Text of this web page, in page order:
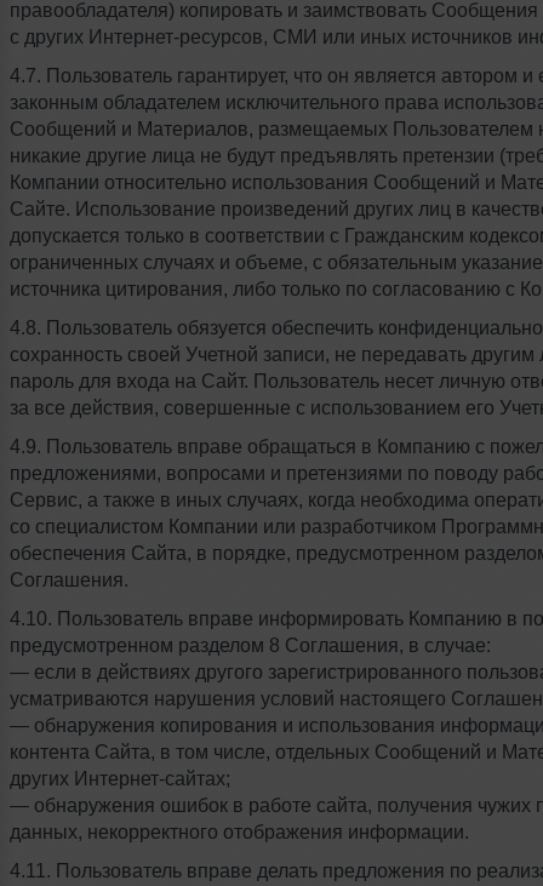
правообладателя) копировать и заимствовать
с других Интернет-ресурсов, СМИ или иных источников
4.7. Пользователь гарантирует, что он является автором
законным обладателем исключительного права
Сообщений и Материалов, размещаемых Пользователем
никакие другие лица не будут предъявлять претензии
Компании относительно использования Сообщений и
Сайте. Использование произведений других лиц в
допускается только в соответствии с Гражданским
ограниченных случаях и объеме, с обязательным
источника цитирования, либо только по согласованию с
4.8. Пользователь обязуется обеспечить
сохранность своей Учетной записи, не передавать
пароль для входа на Сайт. Пользователь несет личную
за все действия, совершенные с использованием его
4.9. Пользователь вправе обращаться в Компанию с
предложениями, вопросами и претензиями по поводу
Сервис, а также в иных случаях, когда необходима
со специалистом Компании или разработчиком
обеспечения Сайта, в порядке, предусмотренном
Соглашения.
4.10. Пользователь вправе информировать Компанию в
предусмотренном разделом 8 Соглашения, в случае:
— если в действиях другого зарегистрированного
усматриваются нарушения условий настоящего
— обнаружения копирования и использования
контента Сайта, в том числе, отдельных Сообщений и
других Интернет-сайтах;
— обнаружения ошибок в работе сайта, получения чужих
данных, некорректного отображения информации.
4.11. Пользователь вправе делать предложения по